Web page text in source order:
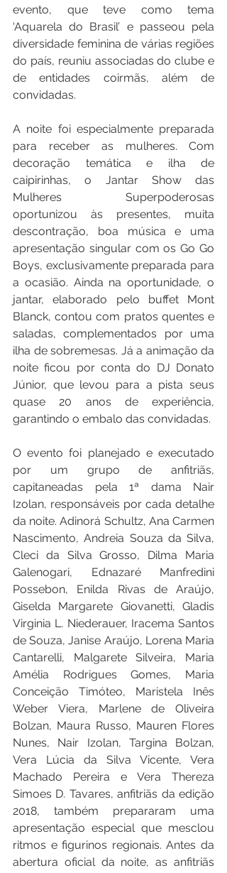
evento, que teve como tema
‘Aquarela do Brasil’ e passeou pela
diversidade feminina de várias regiões
do país, reuniu associadas do clube e
de entidades coirmãs, além de
convidadas.
A noite foi especialmente preparada
para receber as mulheres. Com
decoração temática e ilha de
caipirinhas, o Jantar Show das
Mulheres Superpoderosas
oportunizou às presentes, muita
descontração, boa música e uma
apresentação singular com os Go Go
Boys, exclusivamente preparada para
a ocasião. Ainda na oportunidade, o
jantar, elaborado pelo buffet Mont
Blanck, contou com pratos quentes e
saladas, complementados por uma
ilha de sobremesas. Já a animação da
noite ficou por conta do DJ Donato
Júnior, que levou para a pista seus
quase 20 anos de experiência,
garantindo o embalo das convidadas.
O evento foi planejado e executado
por um grupo de anfitriãs,
capitaneadas pela 1ª dama Nair
Izolan, responsáveis por cada detalhe
da noite. Adinorá Schultz, Ana Carmen
Nascimento, Andreia Souza da Silva,
Cleci da Silva Grosso, Dilma Maria
Galenogari, Ednazaré Manfredini
Possebon, Enilda Rivas de Araújo,
Giselda Margarete Giovanetti, Gladis
Virginia L. Niederauer, Iracema Santos
de Souza, Janise Araújo, Lorena Maria
Cantarelli, Malgarete Silveira, Maria
Amélia Rodrigues Gomes, Maria
Conceição Timóteo, Maristela Inês
Weber Viera, Marlene de Oliveira
Bolzan, Maura Russo, Mauren Flores
Nunes, Nair Izolan, Targina Bolzan,
Vera Lúcia da Silva Vicente, Vera
Machado Pereira e Vera Thereza
Simoes D. Tavares, anfitriãs da edição
2018, também prepararam uma
apresentação especial que mesclou
ritmos e figurinos regionais. Antes da
abertura oficial da noite, as anfitriãs